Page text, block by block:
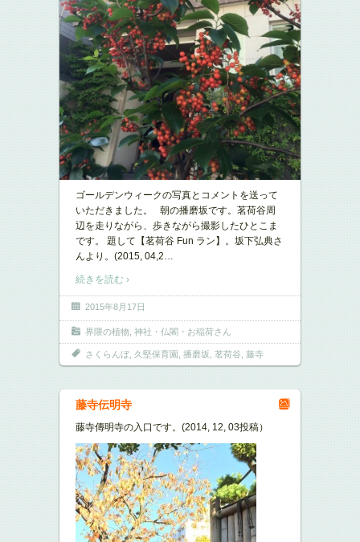
ゴールデンウィークの写真とコメントを送って
いただきました。 朝の播磨坂です。茗荷谷周
辺を走りながら、歩きながら撮影したひとこま
です。 題して【茗荷谷 Fun ラン】。坂下弘典さ
んより。(2015, 04,2
続きを読む ›
2015年8月17日
界隈の植物 神社・仏閣・お稲荷さん
さくらんぼ, 久堅保育園 播磨坂 茗荷谷 藤寺
藤寺伝明寺
藤寺傳明寺の入口です。(2014, 12, 03投稿）